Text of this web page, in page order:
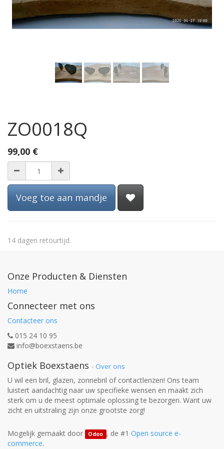
ZO0018Q
99,00 €
Voeg toe aan mandje
14 dagen retourtijd.
Onze Producten & Diensten
Home
Connecteer met ons
Contacteer ons
015 24 10 95
info@boexstaens.be
Optiek Boexstaens - Over ons
U wil een bril, glazen, zonnebril of contactlenzen! Ons team
luistert aandachtig naar uw specifieke wensen en maakt zich
sterk om u de meest optimale oplossing te bezorgen. Want uw
zicht en uitstraling zijn onze grootste zorg!
Mogelijk gemaakt door Odoo , de #1 Open source e-
commerce.